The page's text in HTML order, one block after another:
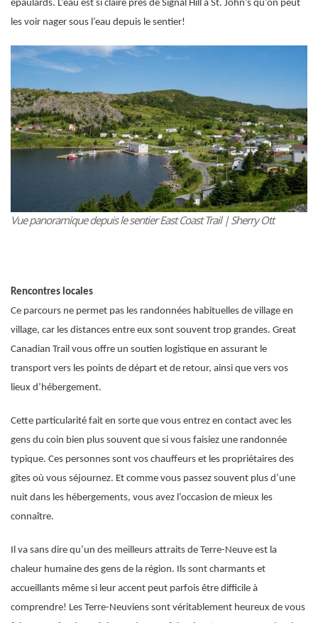
épaulards. L’eau est si claire près de Signal Hill à St. John’s qu’on peut
les voir nager sous l’eau depuis le sentier!
Vue panoramique depuis le sentier East Coast Trail |Sherry Ott
Rencontres locales
Ce parcours ne permet pas les randonnées habituelles de village en
village, car les distances entre eux sont souvent trop grandes. Great
Canadian Trail vous offre un soutien logistique en assurant le
transport vers les points de départ et de retour, ainsi que vers vos
lieux d’hébergement.
Cette particularité fait en sorte que vous entrez en contact avec les
gens du coin bien plus souvent que si vous faisiez une randonnée
typique. Ces personnes sont vos chauffeurs et les propriétaires des
gîtes où vous séjournez. Et comme vous passez souvent plus d’une
nuit dans les hébergements, vous avez l’occasion de mieux les
connaître.
Il va sans dire qu’un des meilleurs attraits de Terre-Neuve est la
chaleur humaine des gens de la région. Ils sont charmants et
accueillants même si leur accent peut parfois être difficile à
comprendre! Les Terre-Neuviens sont véritablement heureux de vous